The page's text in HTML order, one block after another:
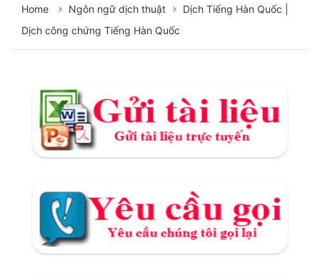
Home Ngôn ngữ dịch thuật
Dịch Tiếng Hàn Quốc |
Dịch công chứng Tiếng Hàn Quốc